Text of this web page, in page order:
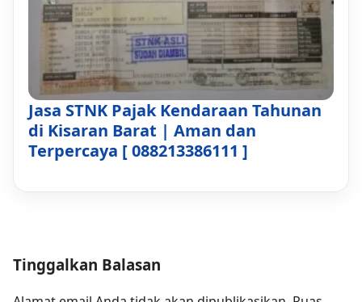
Jasa STNK Pajak Kendaraan Tahunan
di Kisaran Barat | Aman dan
Terpercaya [ 088213386111 ]
Tinggalkan Balasan